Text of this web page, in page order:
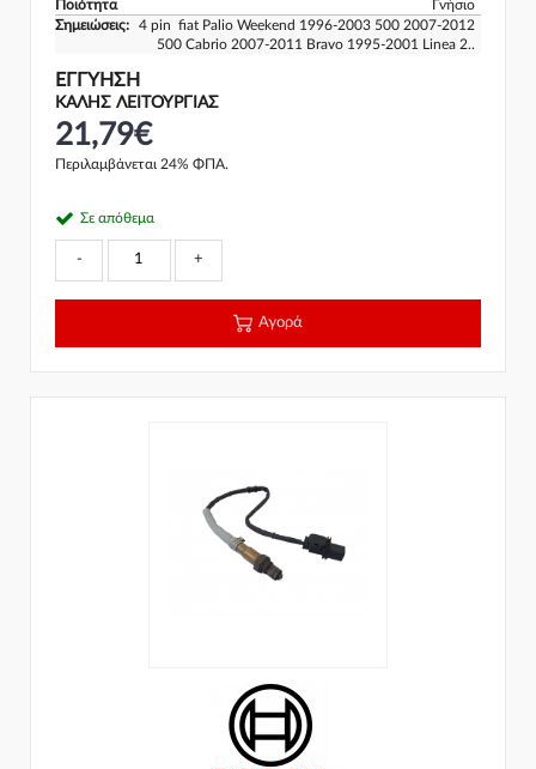
Ποιότητα
Γνήσιο
Σημειώσεις:
4 pin fiat Palio Weekend 1996-2003 500 2007-2012
500 Cabrio 2007-2011 Bravo 1995-2001 Linea 2..
ΕΓΓΎΗΣΗ
ΚΑΛΗΣ ΛΕΙΤΟΥΡΓΙΑΣ
21,79€
Περιλαμβάνεται 24% ΦΠΑ.
Σε απόθεμα
- +
Αγορά